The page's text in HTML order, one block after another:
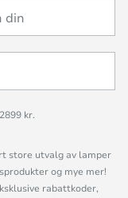
kr.
store utvalg av lamper
og mye mer!
rabattkoder,